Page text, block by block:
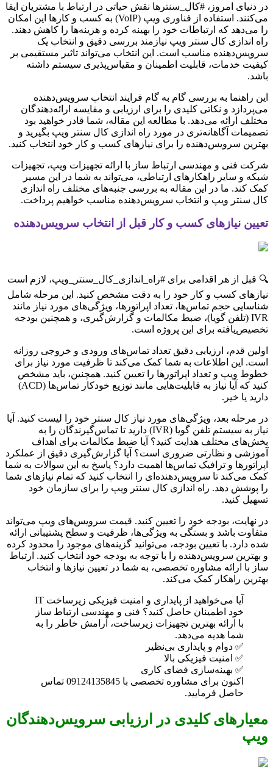
در دنیای امروز، #کال_سنترها نقش حیاتی در ارتباط با مشتریان ایفا
می‌کنند. استفاده از فناوری ویپ (VoIP) به کسب و کارها این امکان
را می‌دهد که ارتباطات خود را بهینه کرده و هزینه‌ها را کاهش دهند.
راه اندازی کال سنتر ویپ نیازمند بررسی دقیق و انتخاب یک
سرویس‌دهنده مناسب است. این انتخاب می‌تواند تاثیر مستقیمی بر
کیفیت خدمات، قابلیت اطمینان و مقیاس‌پذیری سیستم داشته
باشد.
این راهنما به بررسی گام به گام فرایند انتخاب سرویس‌دهنده
می‌پردازد و نکاتی کلیدی را برای ارزیابی و مقایسه ارائه‌دهندگان
مختلف ارائه می‌دهد. با مطالعه این مقاله، شما قادر خواهید بود
تصمیمات آگاهانه‌تری در مورد راه اندازی کال سنتر ویپ بگیرید و
بهترین سرویس‌دهنده را برای نیازهای کسب و کار خود انتخاب کنید.
شرکت فنی و مهندسی ارتباط ساز با ارائه تجهیزات ویپ، تجهیزات
شبکه و سایر راهکارهای ارتباطی، می‌تواند به شما در این مسیر
کمک کند. ما در این مقاله به بررسی جنبه‌های مختلف راه اندازی
کال سنتر ویپ و انتخاب سرویس‌دهنده مناسب خواهیم پرداخت.
تعیین نیازهای کسب و کار قبل از انتخاب سرویس‌دهنده
🔍 قبل از هر اقدامی برای #راه_اندازی_کال_سنتر_ویپ، لازم است
نیازهای کسب و کار خود را به دقت مشخص کنید. این مرحله شامل
شناسایی حجم تماس‌ها، تعداد اپراتورها، ویژگی‌های مورد نیاز مانند
IVR (تلفن گویا)، ضبط مکالمات و گزارش‌گیری، و همچنین بودجه
تخصیص‌یافته برای این پروژه است.
اولین قدم، ارزیابی دقیق تعداد تماس‌های ورودی و خروجی روزانه
است. این اطلاعات به شما کمک می‌کند تا ظرفیت مورد نیاز برای
خطوط ویپ و تعداد اپراتورها را تعیین کنید. همچنین، باید مشخص
کنید که آیا نیاز به قابلیت‌هایی مانند توزیع خودکار تماس‌ها (ACD)
دارید یا خیر.
در مرحله بعد، ویژگی‌های مورد نیاز کال سنتر خود را لیست کنید. آیا
نیاز به سیستم تلفن گویا (IVR) دارید تا تماس‌گیرندگان را به
بخش‌های مختلف هدایت کنید؟ آیا ضبط مکالمات برای اهداف
آموزشی و نظارتی ضروری است؟ آیا گزارش‌گیری دقیق از عملکرد
اپراتورها و ترافیک تماس‌ها اهمیت دارد؟ پاسخ به این سوالات به شما
کمک می‌کند تا سرویس‌دهنده‌ای را انتخاب کنید که تمام نیازهای شما
را پوشش دهد. راه اندازی کال سنتر ویپ را برای سازمان خود
تسهیل کنید.
در نهایت، بودجه خود را تعیین کنید. قیمت سرویس‌های ویپ می‌تواند
متفاوت باشد و بستگی به ویژگی‌ها، ظرفیت و سطح پشتیبانی ارائه
شده دارد. با تعیین بودجه، می‌توانید گزینه‌های موجود را محدود کرده
و بهترین سرویس‌دهنده را با توجه به بودجه خود انتخاب کنید. ارتباط
ساز با ارائه مشاوره تخصصی، به شما در تعیین نیازها و انتخاب
بهترین راهکار کمک می‌کند.
آیا می‌خواهید از پایداری و امنیت فیزیکی زیرساخت IT
خود اطمینان حاصل کنید؟ فنی و مهندسی ارتباط ساز
با ارائه بهترین تجهیزات زیرساخت، آرامش خاطر را به
شما هدیه می‌دهد.
✅ دوام و پایداری بی‌نظیر
✅ امنیت فیزیکی بالا
✅ بهینه‌سازی فضای کاری
اکنون برای مشاوره تخصصی با 09124135845 تماس
حاصل فرمایید.
معیارهای کلیدی در ارزیابی سرویس‌دهندگان
ویپ